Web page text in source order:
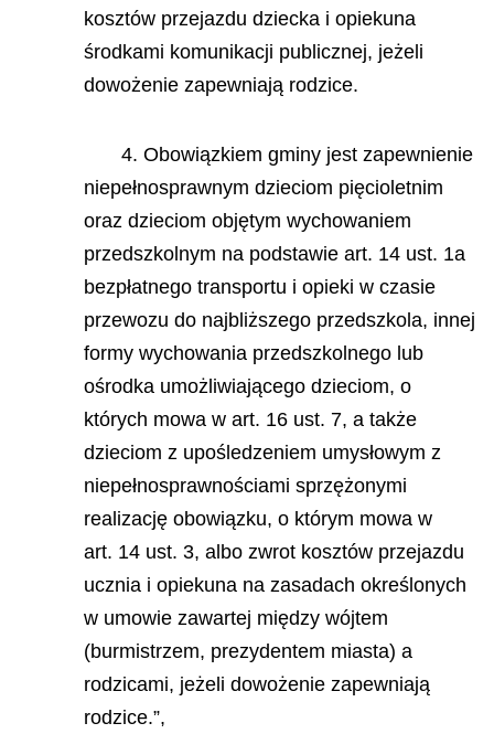
kosztów przejazdu dziecka i opiekuna
środkami komunikacji publicznej, jeżeli
dowożenie zapewniają rodzice.
4. Obowiązkiem gminy jest zapewnienie
niepełnosprawnym dzieciom pięcioletnim
oraz dzieciom objętym wychowaniem
przedszkolnym na podstawie art. 14 ust. 1a
bezpłatnego transportu i opieki w czasie
przewozu do najbliższego przedszkola, innej
formy wychowania przedszkolnego lub
ośrodka umożliwiającego dzieciom, o
których mowa w art. 16 ust. 7, a także
dzieciom z upośledzeniem umysłowym z
niepełnosprawnościami sprzężonymi
realizację obowiązku, o którym mowa w
art. 14 ust. 3, albo zwrot kosztów przejazdu
ucznia i opiekuna na zasadach określonych
w umowie zawartej między wójtem
(burmistrzem, prezydentem miasta) a
rodzicami, jeżeli dowożenie zapewniają
rodzice.”,